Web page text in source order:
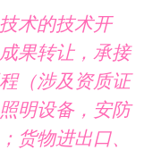
术的技术开
果转让，承接
（涉及资质证
明设备，安防
货物进出口、